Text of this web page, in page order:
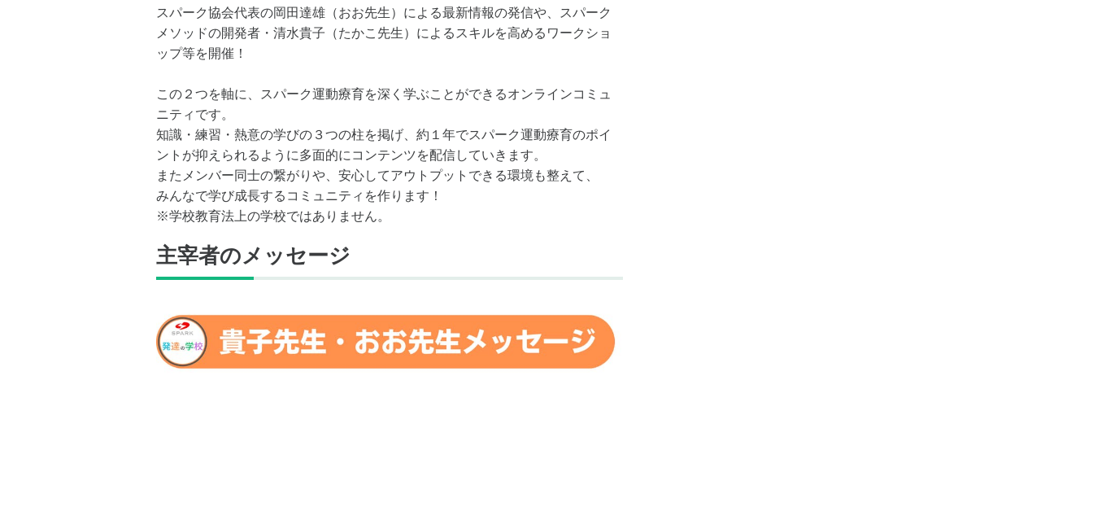
スパーク協会代表の岡田達雄（おお先生）による最新情報の発信や、スパーク
メソッドの開発者・清水貴子（たかこ先生）によるスキルを高めるワークショ
ップ等を開催！
この２つを軸に、スパーク運動療育を深く学ぶことができるオンラインコミュ
ニティです。
知識・練習・熱意の学びの３つの柱を掲げ、約１年でスパーク運動療育のポイ
ントが抑えられるように多面的にコンテンツを配信していきます。
またメンバー同士の繋がりや、安心してアウトプットできる環境も整えて、
みんなで学び成長するコミュニティを作ります！
※学校教育法上の学校ではありません。
主宰者のメッセージ